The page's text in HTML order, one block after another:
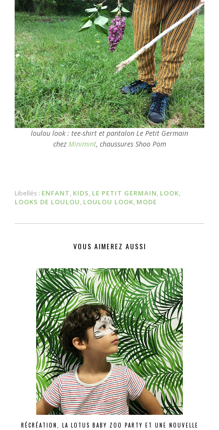
loulou look : tee-shirt et pantalon Le Petit Germain
chez Minimint, chaussures Shoo Pom
Libellés : ENFANT, KIDS, LE PETIT GERMAIN, LOOK,
LOOKS DE LOULOU, LOULOU LOOK, MODE
VOUS AIMEREZ AUSSI
RÉCRÉATION, LA LOTUS BABY ZOO PARTY ET UNE NOUVELLE